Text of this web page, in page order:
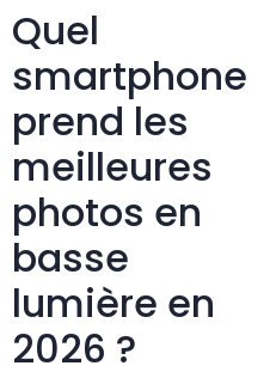
Quel
smartphone
prend les
meilleures
photos en
basse
lumière en
2026 ?